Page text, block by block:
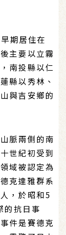
期居住在
主要以立霧
南投縣以仁
縣以秀林、
與吉安鄉的
脈兩側的南
世紀初受到
域被認定為
克達雅群系
，於昭和5
的抗日事
件是賽德克